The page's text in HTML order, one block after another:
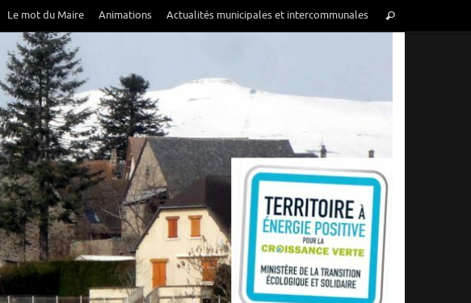
Le mot du Maire Animations Actualités municipales et intercommunales